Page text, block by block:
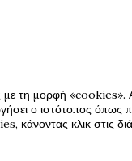
τη μορφή «cookies».
ο ιστότοπος όπως
κλικ στις